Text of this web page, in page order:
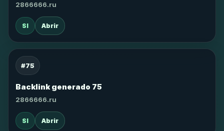
2866666.ru
SI Abrir
#75
Backlink generado 75
2866666.ru
SI Abrir